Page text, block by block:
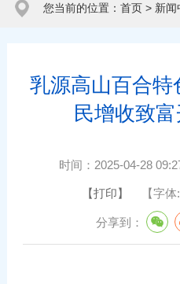
您当前的位置： 首页> 新闻
乳源高山百合特
民增收致
时间： 2025-04-28
【打印】 【字体:
分享到：